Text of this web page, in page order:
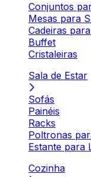
Conjuntos
Mesas para
Cadeiras
Buffet
Cristaleiras
Sala de Estar
Sofás
Painéis
Racks
Poltronas
Estante para
Cozinha